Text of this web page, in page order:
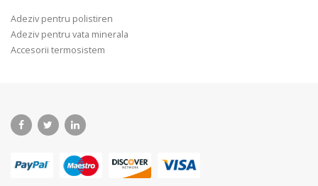
Adeziv pentru polistiren
Adeziv pentru vata minerala
Accesorii termosistem